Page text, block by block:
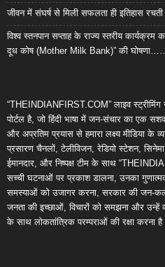
जीवन में संघर्ष से मिली सफलता ही इतिहास
विश्व स्तनपान सप्ताह के राज्य स्तरीय
दूध कोष (Mother Milk Bank)” की
“THEINDIANFIRST.COM” लाइव
पोर्टल है, जो हिंदी भाषा में जन-संचार का एक
और अप्रतिम प्रयास से हमारा लक्ष्य मीडिया के
प्रसारण चैनलों, टेलीविजन, रेडियो स्टेशन,
ईमानदार, और निष्पक्ष टीम के साथ
सच्ची घटनाओं पर प्रकाश डालना, उनका
समस्याओं को उजागर करना, सरकार की जन-
जनता की इच्छाओं, विचारों को समझना और उन्हें
के साथ लोकतांत्रिक परम्पराओं की रक्षा करना